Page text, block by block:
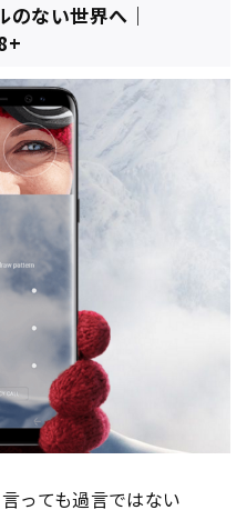
ない世界へ｜
っても過言ではない